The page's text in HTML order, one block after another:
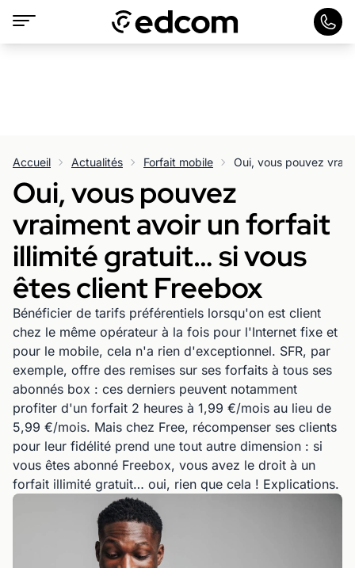
Accueil Actualités Forfait mobile
Oui, vous pouvez
vraiment avoir un forfait
illimité gratuit… si vous
êtes client Freebox
Bénéficier de tarifs préférentiels lorsqu'on est client
chez le même opérateur à la fois pour l'Internet fixe et
pour le mobile, cela n'a rien d'exceptionnel. SFR, par
exemple, offre des remises sur ses forfaits à tous ses
abonnés box : ces derniers peuvent notamment
profiter d'un forfait 2 heures à 1,99 €/mois au lieu de
5,99 €/mois. Mais chez Free, récompenser ses clients
pour leur fidélité prend une tout autre dimension : si
vous êtes abonné Freebox, vous avez le droit à un
forfait illimité gratuit… oui, rien que cela ! Explications.